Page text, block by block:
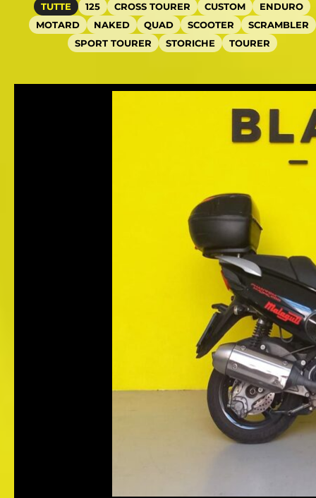
125 CROSS TOURER CUSTOM
ENDURO
MOTARD
NAKED QUAD SCOOTER
SCRAMBLER
SPORT TOURER
STORICHE TOURER
TUTTE